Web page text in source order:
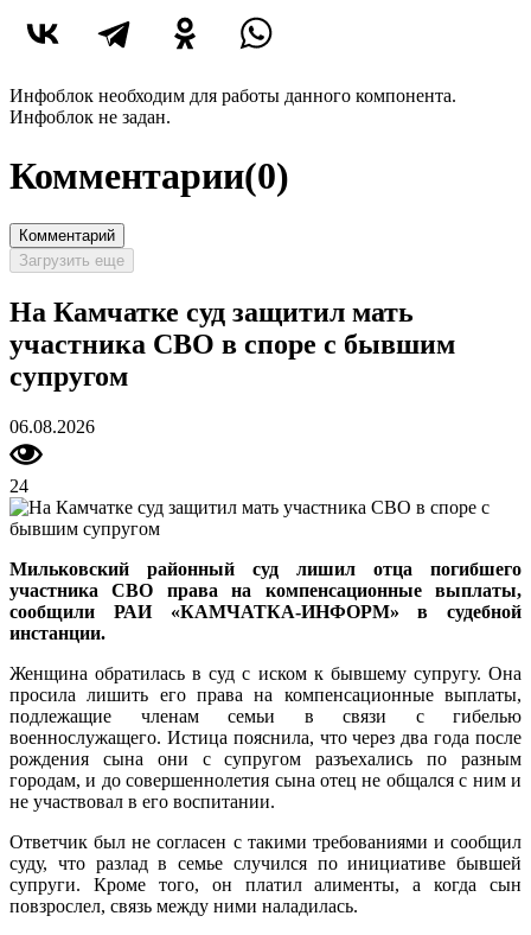
Инфоблок необходим для работы данного компонента.
Инфоблок не задан.
Комментарии(0)
Комментарий
Загрузить еще
На Камчатке суд защитил мать
участника СВО в споре с бывшим
супругом
06.08.2026
24
Мильковский районный суд лишил отца погибшего
участника СВО права на компенсационные выплаты,
сообщили РАИ «КАМЧАТКА-ИНФОРМ» в судебной
инстанции.
Женщина обратилась в суд с иском к бывшему супругу. Она
просила лишить его права на компенсационные выплаты,
подлежащие членам семьи в связи с гибелью
военнослужащего. Истица пояснила, что через два года после
рождения сына они с супругом разъехались по разным
городам, и до совершеннолетия сына отец не общался с ним и
не участвовал в его воспитании.
Ответчик был не согласен с такими требованиями и сообщил
суду, что разлад в семье случился по инициативе бывшей
супруги. Кроме того, он платил алименты, а когда сын
повзрослел, связь между ними наладилась.